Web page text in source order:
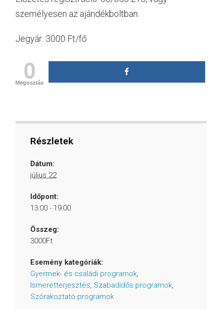
személyesen az ajándékboltban.
Jegyár: 3000 Ft/fő
0
Megosztás
Részletek
Dátum:
július 22
Időpont:
13:00 - 19:00
Összeg:
3000Ft
Esemény kategóriák:
Gyermek- és családi programok,
Ismeretterjesztés, Szabadidős programok,
Szórakoztató programok